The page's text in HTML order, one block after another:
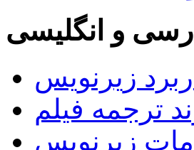
و انگلیسی
زیرنویس
ترجمه فیلم
زیرنویس